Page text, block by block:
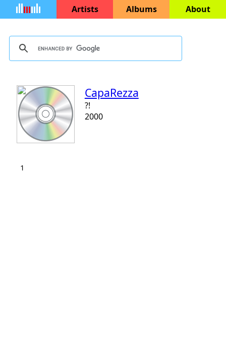
Artists Albums About
CapaRezza
?!
2000
1